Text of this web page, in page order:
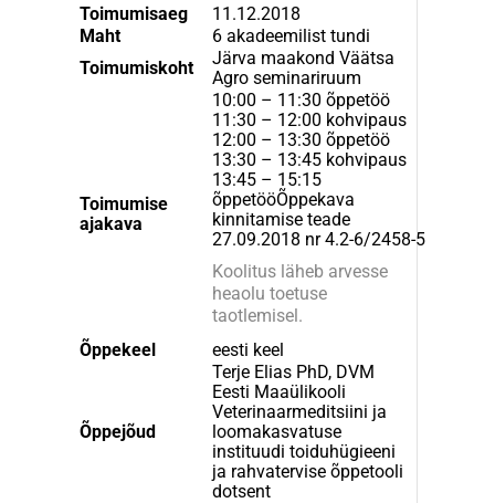
Toimumisaeg
11.12.2018
Maht
6 akadeemilist tundi
Toimumiskoht
Järva maakond Väätsa
Agro seminariruum
Toimumise
ajakava
10:00 – 11:30 õppetöö
11:30 – 12:00 kohvipaus
12:00 – 13:30 õppetöö
13:30 – 13:45 kohvipaus
13:45 – 15:15
õppetööÕppekava
kinnitamise teade
27.09.2018 nr 4.2-6/2458-5
Koolitus läheb arvesse
heaolu toetuse
taotlemisel.
Õppekeel
eesti keel
Õppejõud
Terje Elias PhD, DVM
Eesti Maaülikooli
Veterinaarmeditsiini ja
loomakasvatuse
instituudi toiduhügieeni
ja rahvatervise õppetooli
dotsent